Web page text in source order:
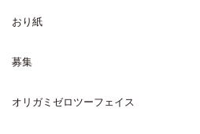
おり紙
募集
オリガミゼロツーフェイス